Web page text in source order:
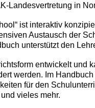
Landesvertretung in
ist interaktiv
Austausch der
unterstützt den
entwickelt und
werden. Im
für den
vieles mehr.